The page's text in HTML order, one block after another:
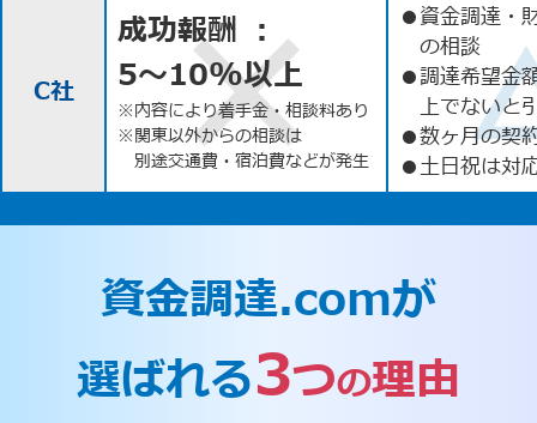
C社
成功報酬 ：
5〜10%以上
※内容により着手金・相談料あり
※関東以外からの相談は
別途交通費・宿泊費などが発生
●資金調達・
の相談
●調達希望金
上でないと
●数ヶ月の契
●土日祝は対
資金調達.comが
選ばれる3つの理由